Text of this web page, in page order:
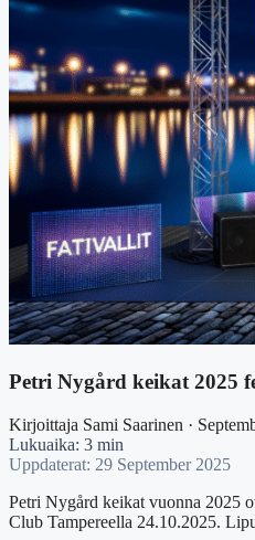
Petri Nygård keikat 2025
Kirjoittaja Sami Saarinen ·
Lukuaika: 3 min
Uppdaterat: 29 September 2025
Petri Nygård keikat vuonna 2025
Club Tampereella 24.10.2025.